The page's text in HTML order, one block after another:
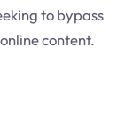
to bypass
content.